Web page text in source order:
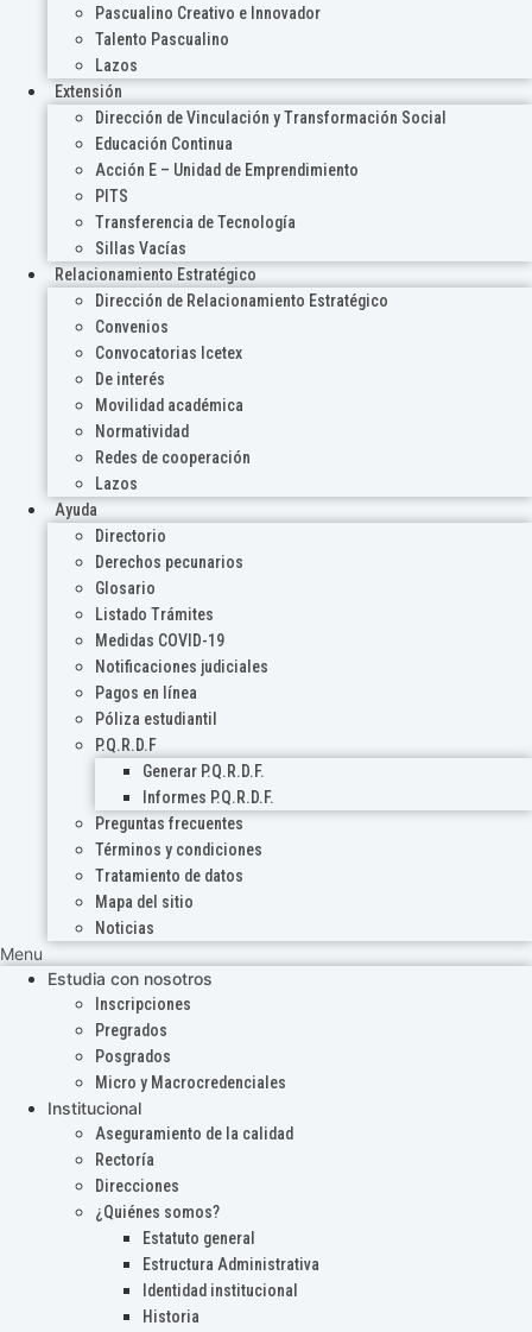
Pascualino Creativo e Innovador
Talento Pascualino
Lazos
Extensión
Dirección de Vinculación y Transformación Social
Educación Continua
Acción E – Unidad de Emprendimiento
PITS
Transferencia de Tecnología
Sillas Vacías
Relacionamiento Estratégico
Dirección de Relacionamiento Estratégico
Convenios
Convocatorias Icetex
De interés
Movilidad académica
Normatividad
Redes de cooperación
Lazos
Ayuda
Directorio
Derechos pecunarios
Glosario
Listado Trámites
Medidas COVID-19
Notificaciones judiciales
Pagos en línea
Póliza estudiantil
P.Q.R.D.F
Generar P.Q.R.D.F.
Informes P.Q.R.D.F.
Preguntas frecuentes
Términos y condiciones
Tratamiento de datos
Mapa del sitio
Noticias
Menu
Estudia con nosotros
Inscripciones
Pregrados
Posgrados
Micro y Macrocredenciales
Institucional
Aseguramiento de la calidad
Rectoría
Direcciones
¿Quiénes somos?
Estatuto general
Estructura Administrativa
Identidad institucional
Historia